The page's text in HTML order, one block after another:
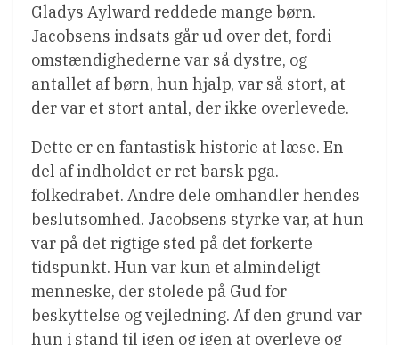
Gladys Aylward reddede mange børn.
Jacobsens indsats går ud over det, fordi
omstændighederne var så dystre, og
antallet af børn, hun hjalp, var så stort, at
der var et stort antal, der ikke overlevede.
Dette er en fantastisk historie at læse. En
del af indholdet er ret barsk pga.
folkedrabet. Andre dele omhandler hendes
beslutsomhed. Jacobsens styrke var, at hun
var på det rigtige sted på det forkerte
tidspunkt. Hun var kun et almindeligt
menneske, der stolede på Gud for
beskyttelse og vejledning. Af den grund var
hun i stand til igen og igen at overleve og